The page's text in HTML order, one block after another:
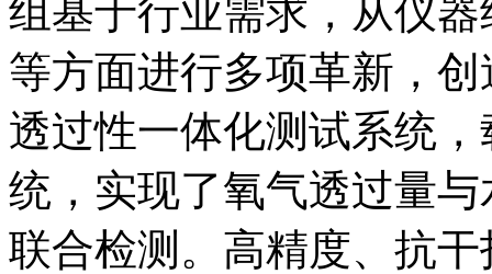
组基于行业需求，从仪
等方面进行多项革新，
透过性一体化测试系统
统，实现了氧气透过量
联合检测。高精度、抗